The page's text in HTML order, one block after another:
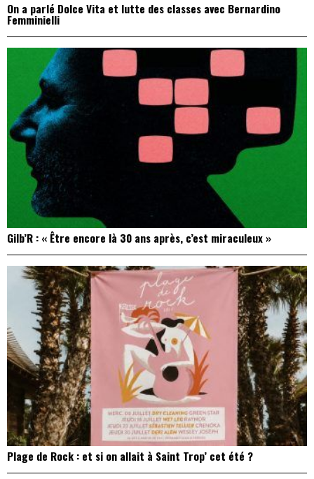
On a parlé Dolce Vita et lutte des classes avec Bernardino
Femminielli
Gilb’R : « Être encore là 30 ans après, c’est miraculeux »
Plage de Rock : et si on allait à Saint Trop’ cet été ?